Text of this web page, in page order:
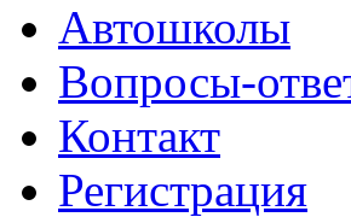
Автошколы
Вопросы-
Контакт
Регистрация